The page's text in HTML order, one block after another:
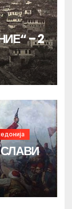
– 2